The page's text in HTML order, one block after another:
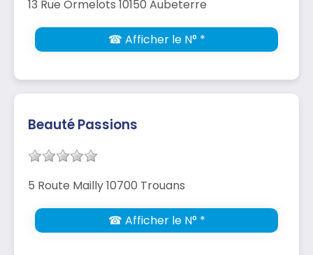
13 Rue Ormelots 10150 Aubeterre
☎ Afficher le N° *
Beauté Passions
5 Route Mailly 10700 Trouans
☎ Afficher le N° *